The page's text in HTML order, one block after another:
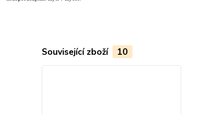
Související zboží 10